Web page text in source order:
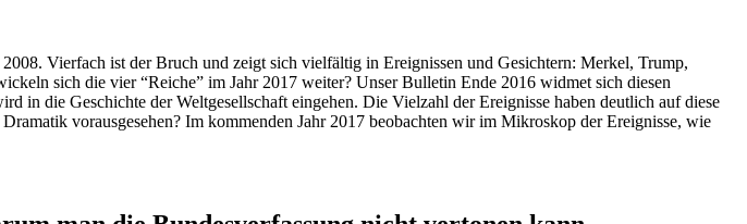
Vierfach ist der Bruch und zeigt sich vielfältig in Ereignissen und Gesichtern: Merkel, Trump,
sich die vier “Reiche” im Jahr 2017 weiter? Unser Bulletin Ende 2016 widmet sich diesen
in die Geschichte der Weltgesellschaft eingehen. Die Vielzahl der Ereignisse haben deutlich auf diese
vorausgesehen? Im kommenden Jahr 2017 beobachten wir im Mikroskop der Ereignisse, wie